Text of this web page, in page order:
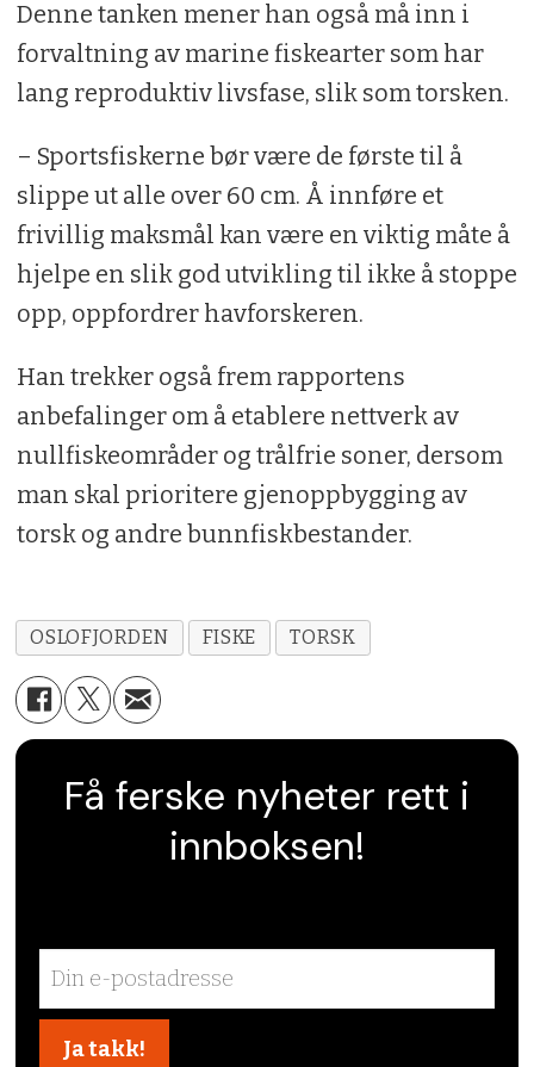
Denne tanken mener han også må inn i
forvaltning av marine fiskearter som har
lang reproduktiv livsfase, slik som torsken.
– Sportsfiskerne bør være de første til å
slippe ut alle over 60 cm. Å innføre et
frivillig maksmål kan være en viktig måte å
hjelpe en slik god utvikling til ikke å stoppe
opp, oppfordrer havforskeren.
Han trekker også frem rapportens
anbefalinger om å etablere nettverk av
nullfiskeområder og trålfrie soner, dersom
man skal prioritere gjenoppbygging av
torsk og andre bunnfiskbestander.
OSLOFJORDEN FISKE TORSK
Få ferske nyheter rett i
innboksen!